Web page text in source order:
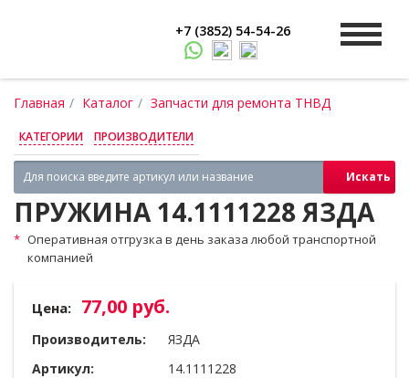
+7 (3852) 54-54-26
Главная Каталог Запчасти для ремонта ТНВД
КАТЕГОРИИ ПРОИЗВОДИТЕЛИ
Искать
ПРУЖИНА 14.1111228 ЯЗДА
Оперативная отгрузка в день заказа любой транспортной
компанией
Цена: 77,00 руб.
Производитель:
ЯЗДА
Артикул:
14.1111228